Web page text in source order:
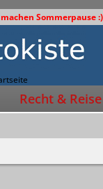
Sommerpause
Recht & Reise